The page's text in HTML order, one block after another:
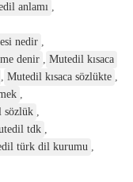
anlamı ,
nedir ,
denir , Mutedil kısaca
, Mutedil kısaca sözlükte ,
,
sözlük ,
tdk ,
türk dil kurumu ,